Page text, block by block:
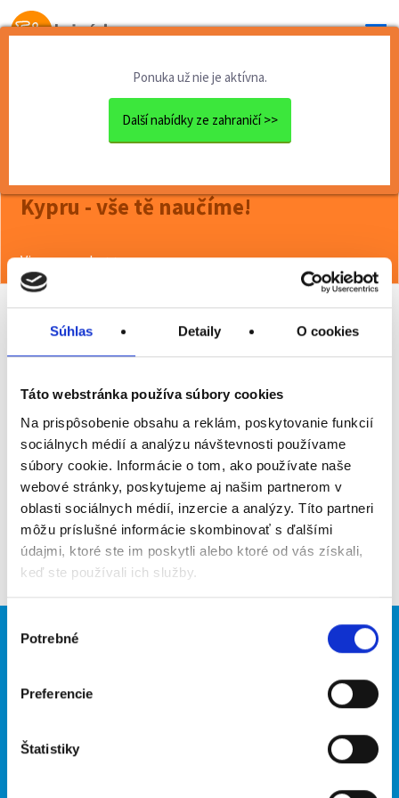
Súhlas Detaily O cookies
Táto webstránka používa súbory cookies
Na prispôsobenie obsahu a reklám, poskytovanie funkcií
sociálnych médií a analýzu návštevnosti používame
súbory cookie. Informácie o tom, ako používate naše
webové stránky, poskytujeme aj našim partnerom v
oblasti sociálnych médií, inzercie a analýzy. Títo partneri
môžu príslušné informácie skombinovať s ďalšími
údajmi, ktoré ste im poskytli alebo ktoré od vás získali,
keď ste používali ich služby.
súhlasu
Potrebné
Preferencie
Štatistiky
Ponuka už nie je aktívna.
Další nabídky ze zahraničí >>
Brigády zahraničie
Animátor u moře v Řecku a n...
Animátor u moře v Řecku a na
Kypru - vše tě naučíme!
Viac o ponuke >>
Poslať na email
Upozorniť na inzerát
Pridať do obľúbených
Späť
Brigádnici
Hľadané brigády
O portáli Naše ďalšie projekty